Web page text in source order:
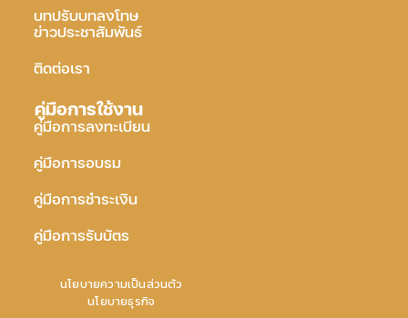
บทปรับบทลงโทษ
ข่าวประชาสัมพันธ์
ติดต่อเรา
คู่มือการใช้งาน
คู่มือการลงทะเบียน
คู่มือการอบรม
คู่มือการชำระเงิน
คู่มือการรับบัตร
นโยบายความเป็นส่วนตัว
นโยบายธุรกิจ